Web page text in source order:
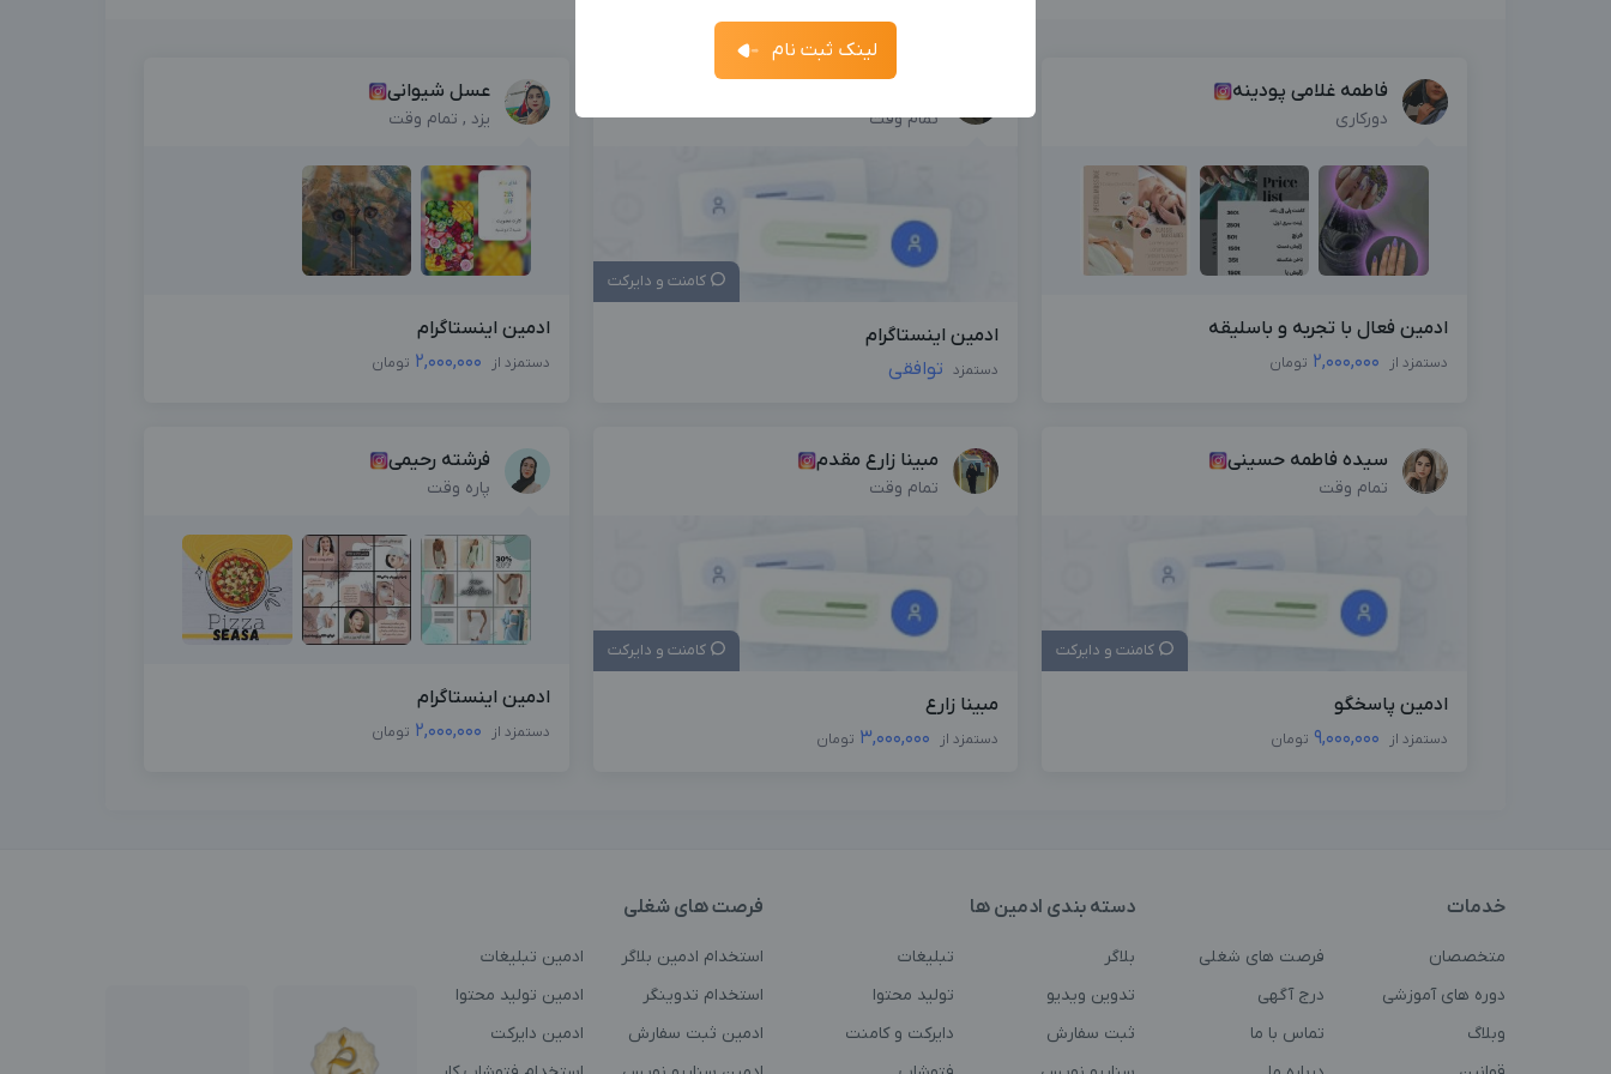
فاطمه غلامی پودینه
دورکاری
ادمین فعال با تجربه و باسلیقه
دستمزد از 2,000,000 تومان
تمام وقت
کامنت و دایرکت
ادمین اینستاگرام
دستمزد توافقی
عسل شیوانی
یزد , تمام وقت
ادمین اینستاگرام
دستمزد از 2,000,000 تومان
سیده فاطمه حسینی
تمام وقت
کامنت و دایرکت
ادمین پاسخگو
دستمزد از 9,000,000 تومان
مبینا زارع مقدم
تمام وقت
کامنت و دایرکت
مبینا زارع
دستمزد از 3,000,000 تومان
فرشته رحیمی
پاره وقت
ادمین اینستاگرام
دستمزد از 2,000,000 تومان
خدمات
متخصصان
فرصت های شغلی
دوره های آموزشی
درج آگهی
وبلاگ
تماس با ما
دسته بندی ادمین ها
بلاگر
تبلیغات
تدوین ویدیو
تولید محتوا
ثبت سفارش
دایرکت و کامنت
فرصت های شغلی
استخدام ادمین بلاگر
ادمین تبلیغات
استخدام تدوینگر
ادمین تولید محتوا
ادمین ثبت سفارش
ادمین دایرکت
جدیدترین آگهی‌های استخدامی را ببینید
آگهی استخدام ادمین
لینک ثبت نام
ارسال کد